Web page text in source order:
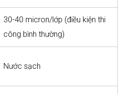
30-40 micron/lớp (điều kiện thi
công bình thường)
Nước sạch